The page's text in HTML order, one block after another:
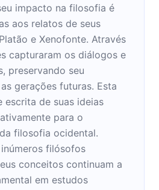
impacto na filosofia é
aos relatos de seus
e Xenofonte. Através
capturaram os diálogos e
preservando seu
gerações futuras. Esta
escrita de suas ideias
para o
filosofia ocidental.
filósofos
conceitos continuam a
em estudos